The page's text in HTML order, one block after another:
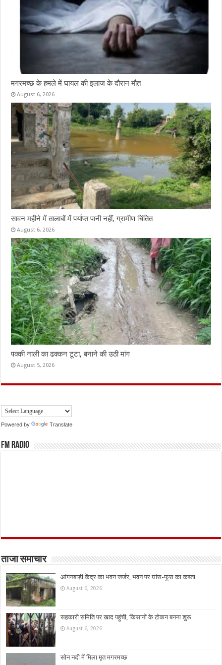
मगरमच्छ के हमले में घायल की इलाज के दौरान मौत
August 6, 2026
सावन महीने में तालाबों में पर्याप्त पानी नहीं, ग्रामीण चिंतित
August 6, 2026
पक्की नाली का ढक्कन टूटा, बनाने की उठी मांग
August 5, 2026
Powered by Translate
FM Radio
ताजा समाचार
आंगनबाड़ी केंद्र का भवन जर्जर, भवन पर घांस-फूस का कब्जा
August 6, 2026
सहकारी समिति पर खाद पहुंची, किसानों के टोकन बनना शुरू
August 6, 2026
सोन नदी में मिला मृत मगरमच्छ